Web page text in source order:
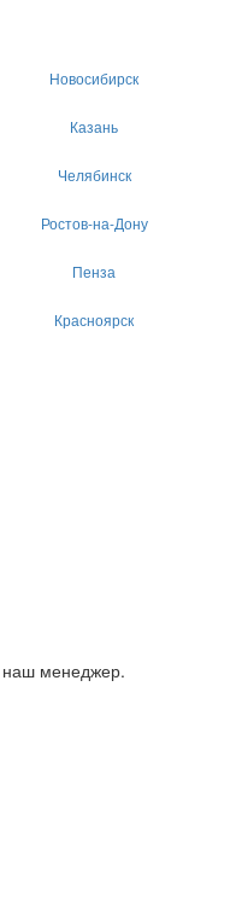
Новосибирск
Казань
Челябинск
Ростов-на-Дону
Пенза
Красноярск
наш менеджер.